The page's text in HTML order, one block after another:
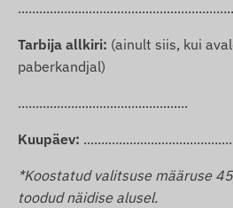
Tarbija allkiri: (ainult siis, kui
paberkandjal)
................................................
Kuupäev:
*Koostatud valitsuse määruse
toodud näidise alusel.